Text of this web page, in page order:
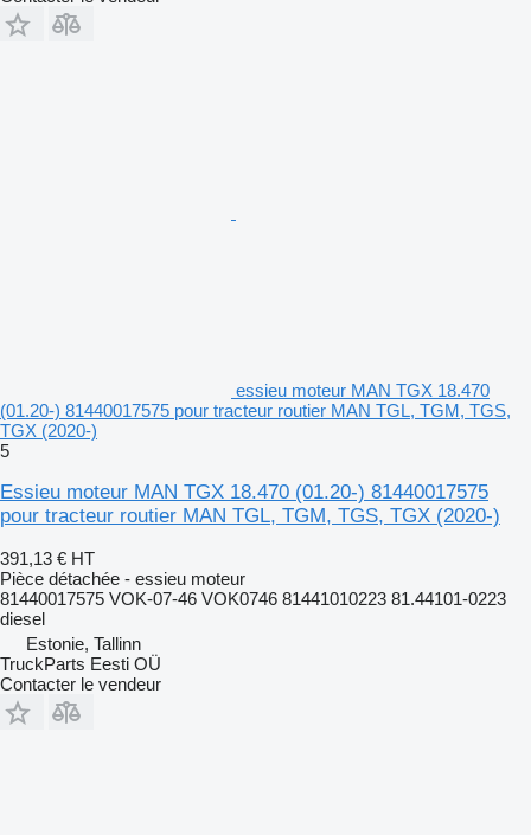
essieu moteur MAN TGX 18.470
(01.20-) 81440017575 pour tracteur routier MAN TGL, TGM, TGS,
TGX (2020-)
5
Essieu moteur MAN TGX 18.470 (01.20-) 81440017575
pour tracteur routier MAN TGL, TGM, TGS, TGX (2020-)
391,13 € HT
Pièce détachée - essieu moteur
81440017575 VOK-07-46 VOK0746 81441010223 81.44101-0223
diesel
Estonie, Tallinn
TruckParts Eesti OÜ
Contacter le vendeur